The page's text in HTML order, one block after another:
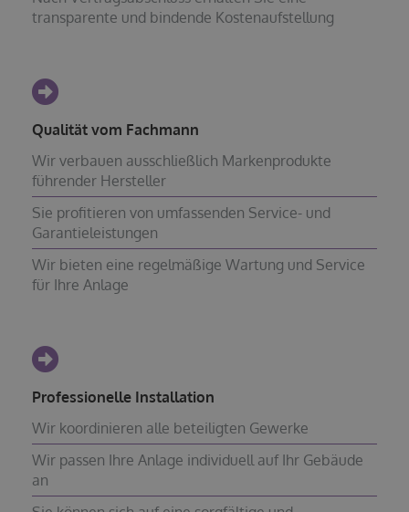
transparente und bindende Kostenaufstellung
Qualität vom Fachmann
Wir verbauen ausschließlich Markenprodukte
führender Hersteller
Sie profitieren von umfassenden Service- und
Garantieleistungen
Wir bieten eine regelmäßige Wartung und Service
für Ihre Anlage
Professionelle Installation
Wir koordinieren alle beteiligten Gewerke
Wir passen Ihre Anlage individuell auf Ihr Gebäude
an